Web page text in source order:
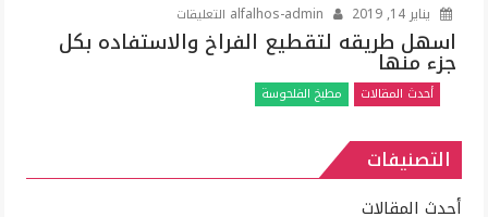
يناير 14, 2019 التعليقات
اسهل
جزء
اسهل طريقه لتقطيع الفراخ والاستفاده بكل
جزء منها
أحدث المقالات مطبخ الفلحوسة
التصنيفات
أحدث المقالات